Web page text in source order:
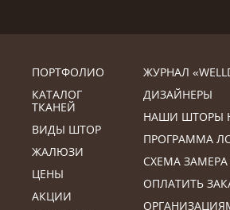
ПОРТФОЛИО
КАТАЛОГ
ТКАНЕЙ
ВИДЫ ШТОР
ЖАЛЮЗИ
ЦЕНЫ
АКЦИИ
ЖУРНАЛ
ДИЗАЙНЕРЫ
НАШИ ШТОРЫ
ПРОГРАММА
СХЕМА
ОПЛАТИТЬ